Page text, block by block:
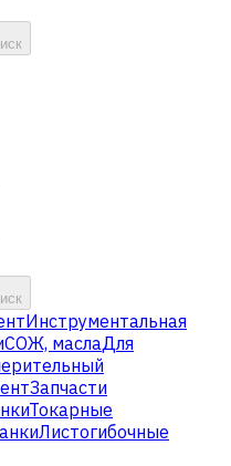
Инструментальная
СОЖ, маслаДля
Запчасти
Токарные
Листогибочные